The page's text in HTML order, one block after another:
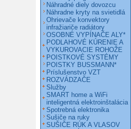
Náhradné diely dovozcu
Náhradne kryty na svietidlá
Ohrievače konvektory
infražiariče radiátory
OSOBNÉ VYPÍNAČE ALY*
PODLAHOVÉ KÚRENIE A
VYKUROVACIE ROHOŽE
POISTKOVÉ SYSTÉMY
POISTKY BUSSMANN*
Príslušenstvo VZT
ROZVÁDZAČE
Služby
SMART home a WiFi
inteligentná elektroinštalácia
Spotrebná elektronika
Sušiče na ruky
SUŠIČE RÚK A VLASOV